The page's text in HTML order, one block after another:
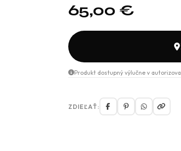
65,00 €
Produkt dostupný výlučne v
ZDIEĽAŤ: